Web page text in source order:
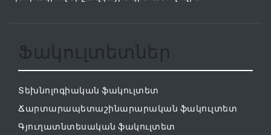
Ֆակուլտետներ
Տեխնոլոգիական ֆակուլտետ
Ճարտարապետաշինարարական ֆակուլտետ
Գյուղատնտեսական ֆակուլտետ